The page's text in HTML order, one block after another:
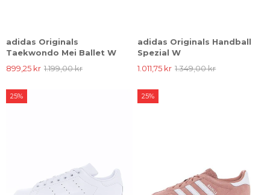
adidas Originals
Taekwondo Mei Ballet W
899,25 kr 1.199,00 kr
adidas Originals Handball
Spezial W
1.011,75 kr 1.349,00 kr
25% 25%